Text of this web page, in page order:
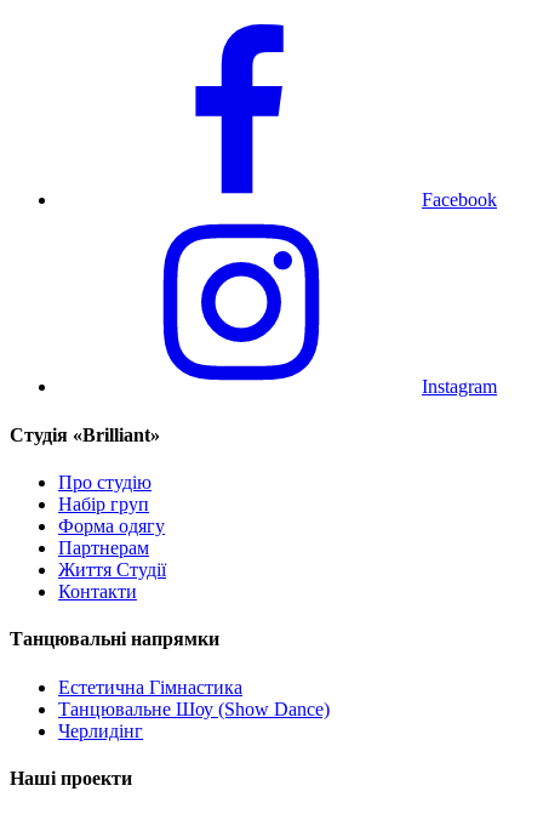
Facebook
Instagram
Cтудія «Brilliant»
Про студію
Набір груп
Форма одягу
Партнерам
Життя Студії
Контакти
Танцювальні напрямки
Естетична Гімнастика
Танцювальне Шоу (Show Dance)
Черлидінг
Наші проекти